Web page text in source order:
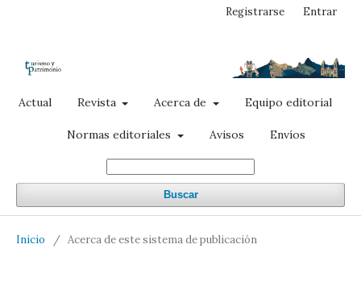
Actual Revista Acerca de Equipo editorial
Normas editoriales Avisos Envíos
Buscar
Registrarse Entrar
Inicio / Acerca de este sistema de publicación